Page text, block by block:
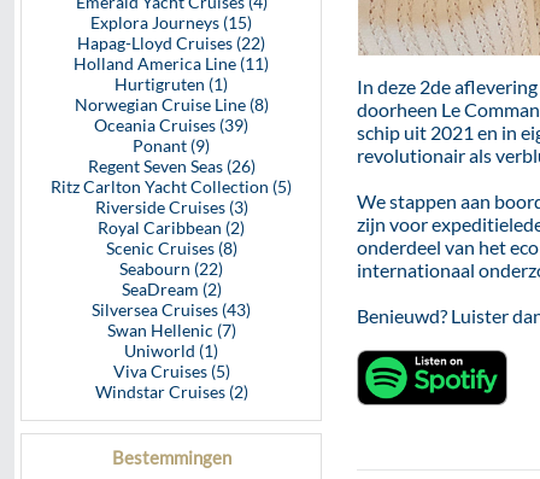
Explora Journeys (15)
Hapag-Lloyd Cruises (22)
Holland America Line (11)
Hurtigruten (1)
Norwegian Cruise Line (8)
Oceania Cruises (39)
Ponant (9)
Regent Seven Seas (26)
Ritz Carlton Yacht Collection (5)
Riverside Cruises (3)
Royal Caribbean (2)
Scenic Cruises (8)
Seabourn (22)
SeaDream (2)
Silversea Cruises (43)
Swan Hellenic (7)
Uniworld (1)
Viva Cruises (5)
Windstar Cruises (2)
Bestemmingen
In deze 2de
doorheen Le
schip uit 2021 en in
revolutionair als
We stappen aan
zijn voor
onderdeel van het
internationaal
Benieuwd? Luister